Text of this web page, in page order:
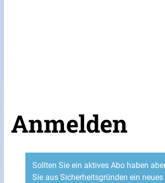
Anmelden
Sollten Sie ein aktives Abo haben
Sie aus Sicherheitsgründen ein